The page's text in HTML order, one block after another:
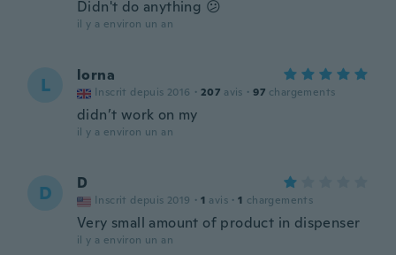
Didn't do anything 😕
il y a environ un an
L lorna
Inscrit depuis 2016 · 207 avis · 97 chargements
didn’t work on my
il y a environ un an
D D
Inscrit depuis 2019 · 1 avis · 1 chargements
Very small amount of product in dispenser
il y a environ un an